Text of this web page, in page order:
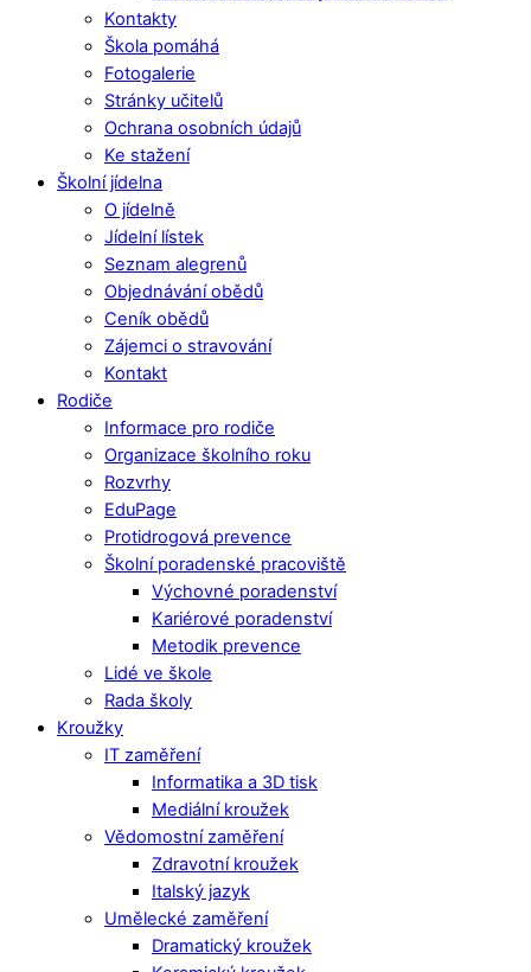
Kontakty
Škola pomáhá
Fotogalerie
Stránky učitelů
Ochrana osobních údajů
Ke stažení
Školní jídelna
O jídelně
Jídelní lístek
Seznam alegrenů
Objednávání obědů
Ceník obědů
Zájemci o stravování
Kontakt
Rodiče
Informace pro rodiče
Organizace školního roku
Rozvrhy
EduPage
Protidrogová prevence
Školní poradenské pracoviště
Výchovné poradenství
Kariérové poradenství
Metodik prevence
Lidé ve škole
Rada školy
Kroužky
IT zaměření
Informatika a 3D tisk
Mediální kroužek
Vědomostní zaměření
Zdravotní kroužek
Italský jazyk
Umělecké zaměření
Dramatický kroužek